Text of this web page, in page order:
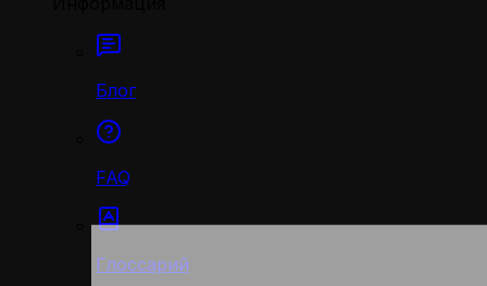
Блог
FAQ
Глоссарий